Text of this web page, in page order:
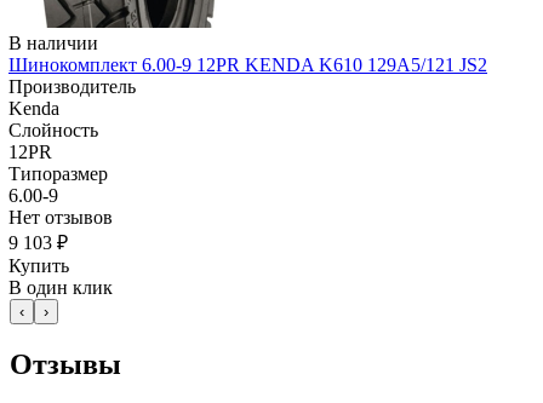
В наличии
Шинокомплект 6.00-9 12PR KENDA K610 129A5/121 JS2
Производитель
Kenda
Слойность
12PR
Типоразмер
6.00-9
Нет отзывов
9 103 ₽
Купить
В один клик
‹ ›
Отзывы